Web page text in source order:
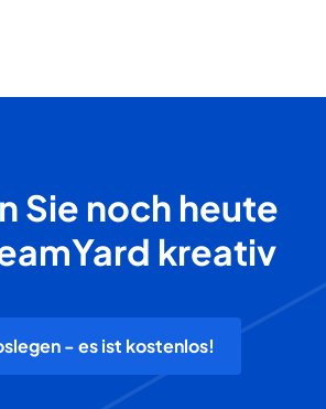
Sie noch heute
kreativ
- es ist kostenlos!